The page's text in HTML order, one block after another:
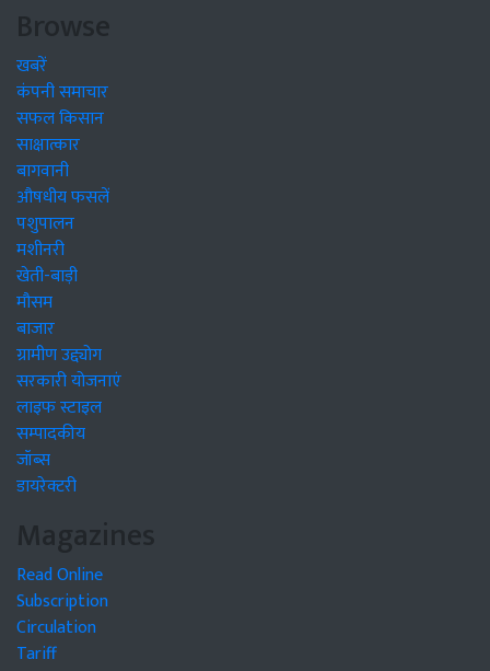
Browse
खबरें
कंपनी समाचार
सफल किसान
साक्षात्कार
बागवानी
औषधीय फसलें
पशुपालन
मशीनरी
खेती-बाड़ी
मौसम
बाजार
ग्रामीण उद्द्योग
सरकारी योजनाएं
लाइफ स्टाइल
सम्पादकीय
जॉब्स
डायरेक्टरी
Magazines
Read Online
Subscription
Circulation
Tariff